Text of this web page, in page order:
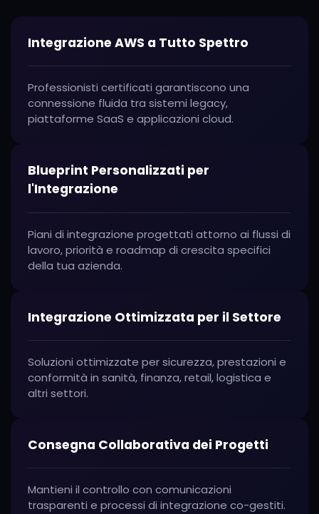
Integrazione AWS a Tutto Spettro
Professionisti certificati garantiscono una
connessione fluida tra sistemi legacy,
piattaforme SaaS e applicazioni cloud.
Blueprint Personalizzati per
l'Integrazione
Piani di integrazione progettati attorno ai flussi di
lavoro, priorità e roadmap di crescita specifici
della tua azienda.
Integrazione Ottimizzata per il Settore
Soluzioni ottimizzate per sicurezza, prestazioni e
conformità in sanità, finanza, retail, logistica e
altri settori.
Consegna Collaborativa dei Progetti
Mantieni il controllo con comunicazioni
trasparenti e processi di integrazione co-gestiti.